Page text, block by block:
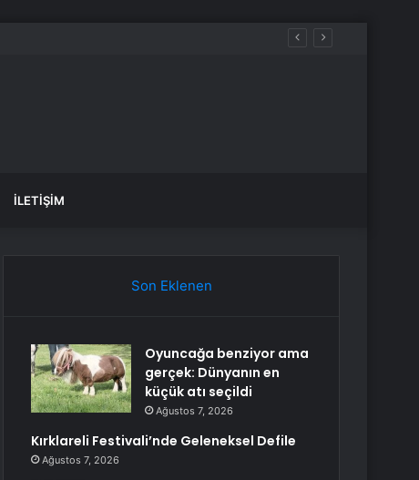
İLETIŞIM
Son Eklenen
Oyuncağa benziyor ama
gerçek: Dünyanın en
küçük atı seçildi
Ağustos 7, 2026
Kırklareli Festivali’nde Geleneksel Defile
Ağustos 7, 2026